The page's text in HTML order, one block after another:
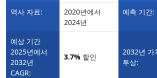
역사 자료:
2020년에서
2024년
예측 기간:
예상 기간
2025년에서
2032년
CAGR:
3.7% 할인
2032년 가
투상: